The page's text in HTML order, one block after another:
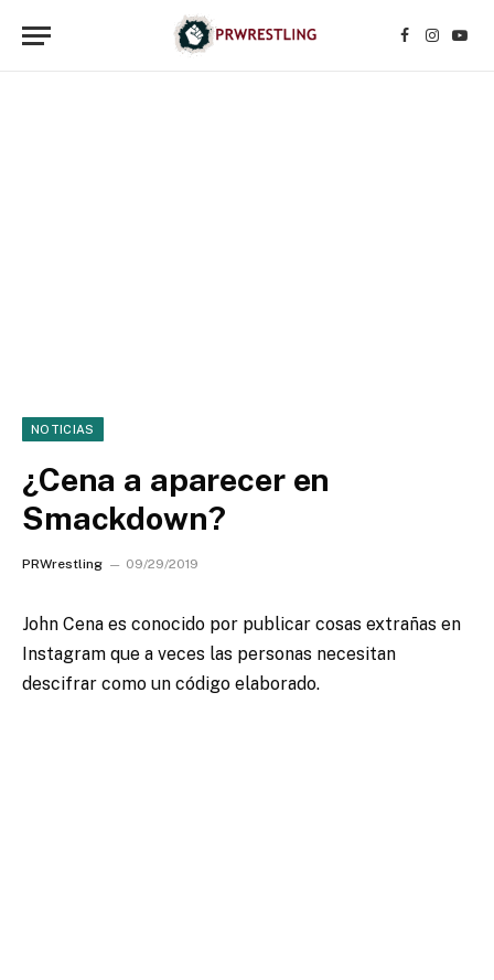
Facebook
NOTICIAS
¿Cena a aparecer en
Smackdown?
PRWrestling 09/29/2019
John Cena es conocido por publicar cosas extrañas en
Instagram que a veces las personas necesitan
descifrar como un código elaborado.